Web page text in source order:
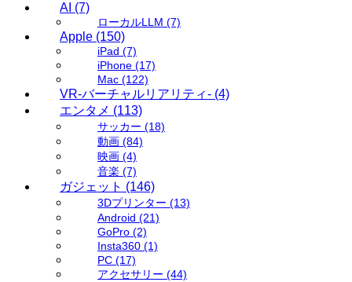
AI (7)
ローカルLLM (7)
Apple (150)
iPad (7)
iPhone (17)
Mac (122)
VR-バーチャルリアリティ- (4)
エンタメ (113)
サッカー (18)
動画 (84)
映画 (4)
音楽 (7)
ガジェット (146)
3Dプリンター (13)
Android (21)
GoPro (2)
Insta360 (1)
PC (17)
アクセサリー (44)